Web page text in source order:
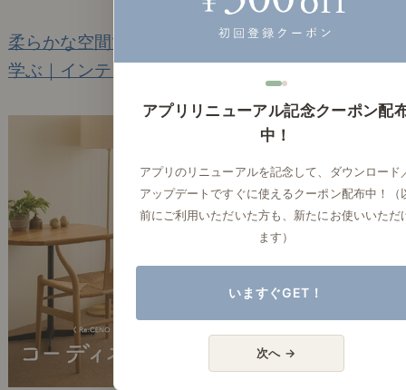
2023年8月30日(水)
柔らかな空間で、食事も食後ものんびりと。
学ぶ｜インテリアコーディネート（動画）
5
アプリリニューアル記念クーポン配
中！
アプリのリニューアルを記念して、ダウンロード
アップデートですぐに使えるクーポン配布中！（
前にご利用いただいた方も、新たにお使いいただ
ます）
いますぐGET！
次へ →